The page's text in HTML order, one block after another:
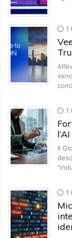
1
1
l’AI
Il
1